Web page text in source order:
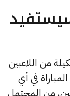
من اللاعبين
في أي
من المحتمل